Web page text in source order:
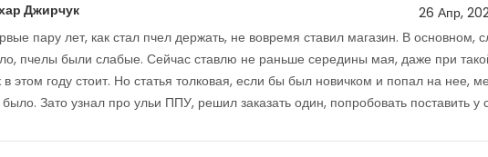
Джирчук 26 Апр,
пару лет, как стал пчел держать, не вовремя ставил магазин. В основном,
пчелы были слабые. Сейчас ставлю не раньше середины мая, даже при
в этом году стоит. Но статья толковая, если бы был новичком и попал на нее,
Зато узнал про ульи ППУ, решил заказать один, попробовать поставить у